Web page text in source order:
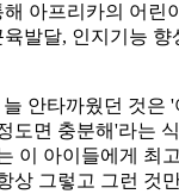
아프리카의 어린
발달, 인지기능
안타까웠던 것은
도면 충분해'라는
이 아이들에게 최
상 그렇고 그런 것